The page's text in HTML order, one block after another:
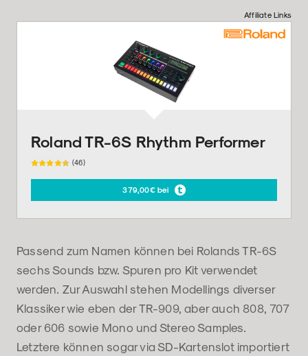
Affiliate Links
Roland TR-6S Rhythm Performer
(46)
379,00€ bei
Passend zum Namen können bei Rolands TR-6S
sechs Sounds bzw. Spuren pro Kit verwendet
werden. Zur Auswahl stehen Modellings diverser
Klassiker wie eben der TR-909, aber auch 808, 707
oder 606 sowie Mono und Stereo Samples.
Letztere können sogar via SD-Kartenslot importiert